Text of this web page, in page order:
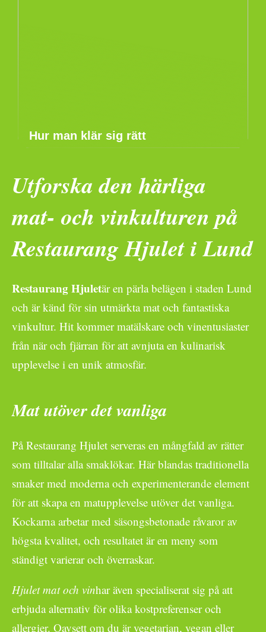
Hur man klär sig rätt
Utforska den härliga
mat- och vinkulturen på
Restaurang Hjulet i Lund
Restaurang Hjuletär en pärla belägen i staden Lund
och är känd för sin utmärkta mat och fantastiska
vinkultur. Hit kommer matälskare och vinentusiaster
från när och fjärran för att avnjuta en kulinarisk
upplevelse i en unik atmosfär.
Mat utöver det vanliga
På Restaurang Hjulet serveras en mångfald av rätter
som tilltalar alla smaklökar. Här blandas traditionella
smaker med moderna och experimenterande element
för att skapa en matupplevelse utöver det vanliga.
Kockarna arbetar med säsongsbetonade råvaror av
högsta kvalitet, och resultatet är en meny som
ständigt varierar och överraskar.
Hjulet mat och vinhar även specialiserat sig på att
erbjuda alternativ för olika kostpreferenser och
allergier. Oavsett om du är vegetarian, vegan eller